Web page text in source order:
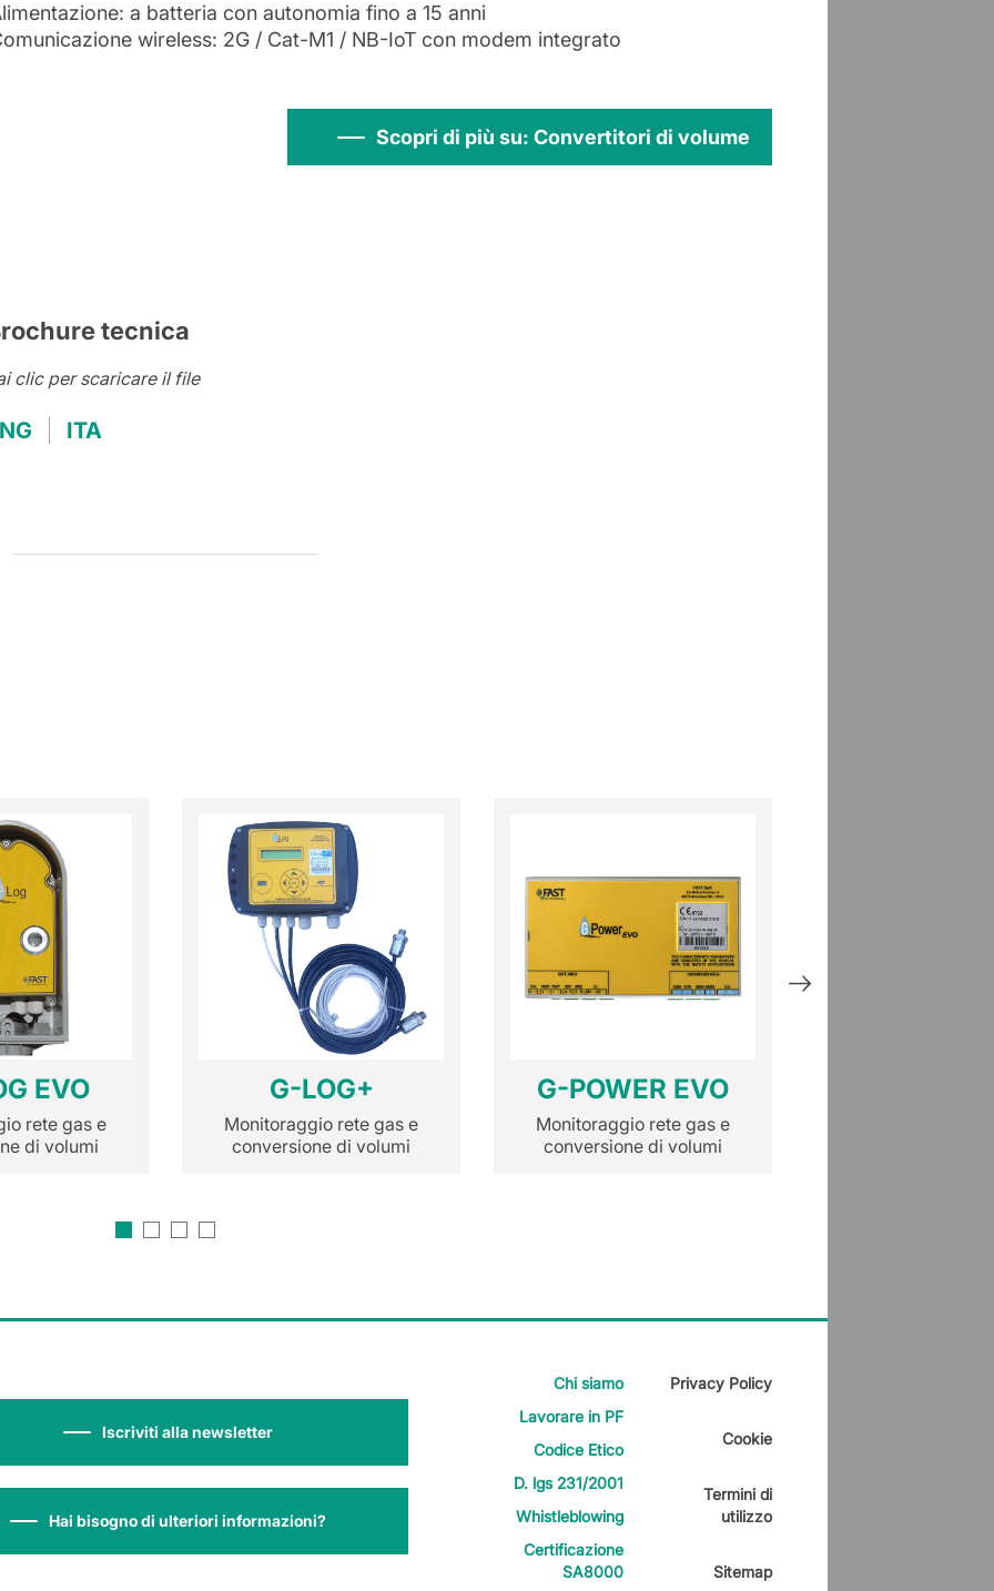
a batteria con autonomia fino a 15 anni
wireless: 2G / Cat-M1 / NB-IoT con modem integrato
Scopri di più su: Convertitori di volume
tecnica
clic per scaricare il file
ITA
EVO
rete gas e
di volumi
G-LOG+
Monitoraggio rete gas e
conversione di volumi
G-POWER EVO
Monitoraggio rete gas e
conversione di volumi
Iscriviti alla newsletter
Hai bisogno di ulteriori informazioni?
Chi siamo
Lavorare in PF
Codice Etico
D. lgs 231/2001
Whistleblowing
Certificazione
SA8000
Privacy Policy
Cookie
Termini di
utilizzo
Sitemap